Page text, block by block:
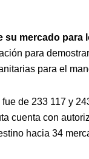
su mercado para
para
para el
de 233 117 y
cuenta con
hacia 34